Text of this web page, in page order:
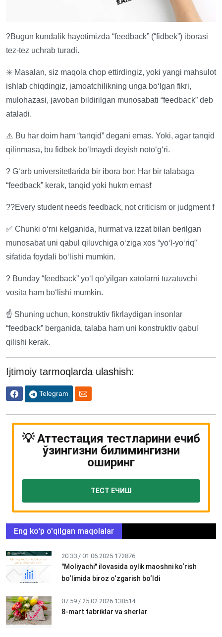
?Bugun kundalik hayotimizda “feedback” (“fidbek”) iborasi
tez-tez uchrab turadi.
✳️ Masalan, siz maqola chop ettirdingiz, yoki yangi mahsulot
ishlab chiqdingiz, jamoatchilikning unga bo‘lgan fikri,
mulohazasi, javoban bildirilgan munosabati “feedback” deb
ataladi.
⚠️ Bu har doim ham “tanqid” degani emas. Yoki, agar tanqid
qilinmasa, bu fidbek boʻlmaydi deyish notoʻgʻri.
? G‘arb universitetlarida bir ibora bor: Har bir talabaga
“feedback” kerak, tanqid yoki hukm emas❗️
??Every student needs feedback, not criticism or judgment ❗️
✅ Chunki o‘rni kelganida, hurmat va izzat bilan berilgan
munosabat uni qabul qiluvchiga oʻziga xos “yoʻl-yoʻriq”
sifatida foydali boʻlishi mumkin.
? Bunday “feedback” yoʻl qoʻyilgan xatolarni tuzatuvchi
vosita ham boʻlishi mumkin.
☝️ Shuning uchun, konstruktiv fikrlaydigan insonlar
“feedback” berganida, talaba ham uni konstruktiv qabul
qilishi kerak.
Ijtimoiy tarmoqlarda ulashish:
Telegram
💡 Аттестация тестларини ечиб
ўзингизни билимингизни
оширинг
ТЕСТ ЕЧИШ
Eng ko'p o'qilgan maqolalar
20:33 / 01.06.2025 172876
"Moliyachi" ilovasida oylik maoshni ko‘rish
bo‘limida biroz o‘zgarish bo‘ldi
07:59 / 25.02.2026 138514
8-mart tabriklar va sherlar